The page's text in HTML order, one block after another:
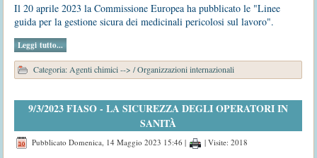
Il 20 aprile 2023 la Commissione Europea ha pubblicato le "Linee
guida per la gestione sicura dei medicinali pericolosi sul lavoro".
Leggi tutto...
Categoria: Agenti chimici --> /Organizzazioni internazionali
9/3/2023 FIASO - LA SICUREZZA DEGLI OPERATORI IN
SANITÀ
Pubblicato Domenica, 14 Maggio 2023 15:46 | | Visite: 2018